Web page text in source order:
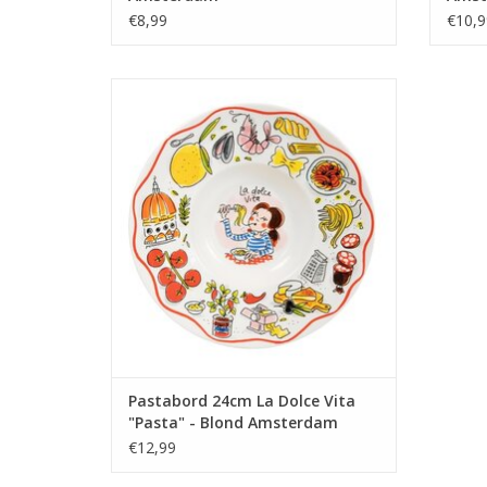
€8,99
met het Pasta Bord 24 "La Dolce Vita" van
Blond Amsterdam. Dit bord is speciaal
ontworpen voor pastaliefhebbers en
straalt de kenmerkende, speelse stijl van
Blond Amsterdam uit.
TOEVOEGEN AAN WINKELWAGEN
Pastabord 24cm La Dolce Vita
"Pasta" - Blond Amsterdam
€12,99